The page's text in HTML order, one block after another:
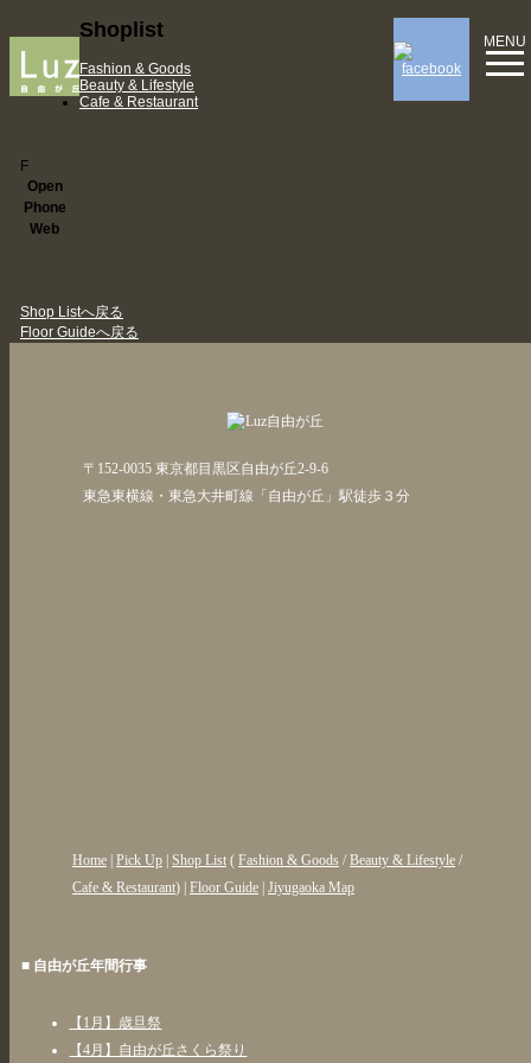
MENU
Shoplist
Fashion & Goods
Beauty & Lifestyle
Cafe & Restaurant
F
Open
Phone
Web
Shop Listへ戻る
Floor Guideへ戻る
〒152-0035 東京都目黒区自由が丘2-9-6
東急東横線・東急大井町線「自由が丘」駅徒歩３分
Home| Pick Up| Shop List( Fashion & Goods / Beauty & Lifestyle/
Cafe & Restaurant) | Floor Guide| Jiyugaoka Map
■ 自由が丘年間行事
【1月】歳旦祭
【4月】自由が丘さくら祭り